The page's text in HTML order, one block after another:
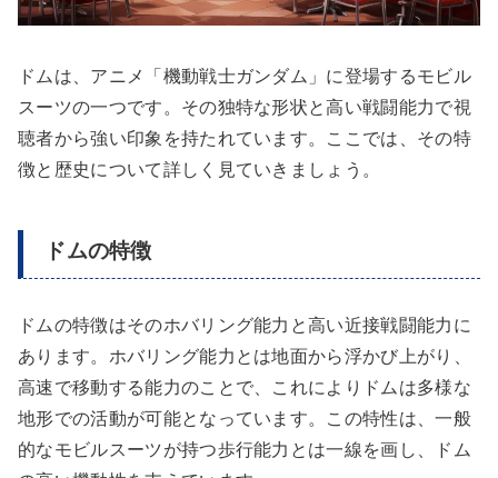
ドムは、アニメ「機動戦士ガンダム」に登場するモビル
スーツの一つです。その独特な形状と高い戦闘能力で視
聴者から強い印象を持たれています。ここでは、その特
徴と歴史について詳しく見ていきましょう。
ドムの特徴
ドムの特徴はそのホバリング能力と高い近接戦闘能力に
あります。ホバリング能力とは地面から浮かび上がり、
高速で移動する能力のことで、これによりドムは多様な
地形での活動が可能となっています。この特性は、一般
的なモビルスーツが持つ歩行能力とは一線を画し、ドム